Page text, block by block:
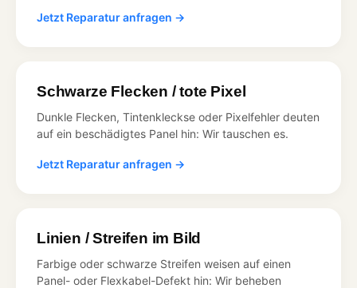
Jetzt Reparatur anfragen →
Schwarze Flecken / tote Pixel
Dunkle Flecken, Tintenkleckse oder Pixelfehler deuten
auf ein beschädigtes Panel hin: Wir tauschen es.
Jetzt Reparatur anfragen →
Linien / Streifen im Bild
Farbige oder schwarze Streifen weisen auf einen
Panel- oder Flexkabel-Defekt hin: Wir beheben